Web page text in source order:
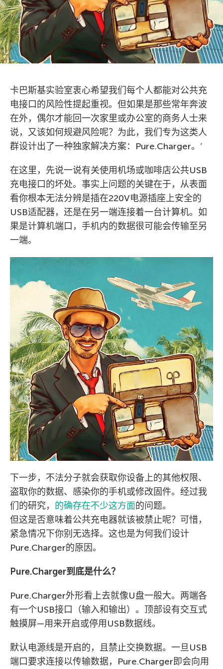
卡巴斯基实验室衷心希望我们每个人都能对公共充
电接口的风险性提起重视。但如果是那些常年奔波
在外，偶尔才能回一次家里或办公室的商务人士来
说，又该如何规避风险呢？为此，我们专为这类人
群设计出了一种独家解决方案：Pure.Charger。’
在这里，先说一说有关使用机场或咖啡店公共USB
充电接口的坏处。事实上问题的关键在于，从表面
看你根本无法分辨是插在220V电源插座上安全的
USB适配器，还是在另一端连接着一台计算机。如
果是计算机端口，手机内的数据很可能会传输至另
一端。
下一步，不法分子就会获取你设备上的其他权限、
盗取你的数据、感染你的手机或修改固件。经过我
们的研究， 的确存在不少这方面的问题。
但这是否意味着公共充电器就该被禁止呢？可惜，
紧急情况下你别无选择。这也是为何我们设计
Pure.Charger的原因。
Pure.Charger到底是什么？
Pure.Charger外形看上去就像U盘一般大。两端各
有一个USB接口（输入和输出）。顶部设有交互式
触摸屏—用来开启或停用USB数据线。
默认电源线是开启的，且禁止交换数据。一旦USB
端口要求连接以传输数据，Pure.Charger即会向用